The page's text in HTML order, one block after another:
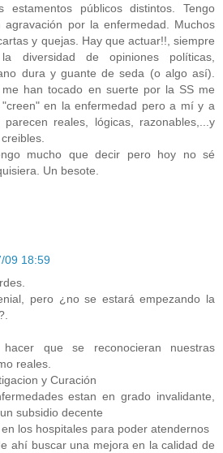
estamentos públicos distintos. Tengo
agravación por la enfermedad. Muchos
y quejas. Hay que actuar!!, siempre
diversidad de opiniones políticas,
dura y guante de seda (o algo así).
han tocado en suerte por la SS me
en la enfermedad pero a mí y a
reales, lógicas, razonables,...y
mucho que decir pero hoy no sé
Un besote.
09 18:59
pero ¿no se estará empezando la
que se reconocieran nuestras
reales.
y Curación
estan en grado invalidante,
subsidio decente
los hospitales para poder atendernos
ahí buscar una mejora en la calidad de